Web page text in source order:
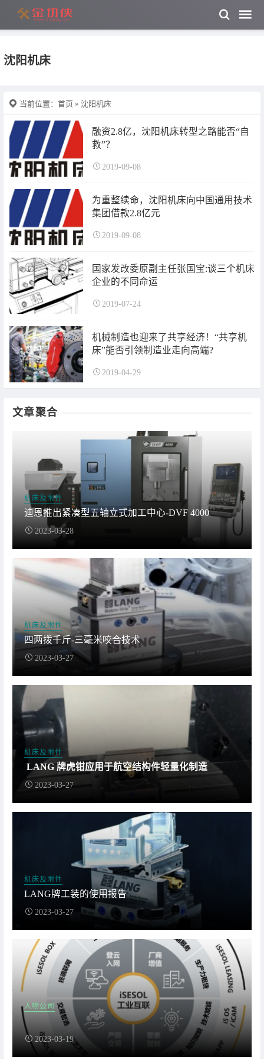
沈阳机床
当前位置： 首页 » 沈阳机床
融资2.8亿，沈阳机床转型之路能否“自
救”？
2019-09-08
为重整续命，沈阳机床向中国通用技术
集团借款2.8亿元
2019-09-08
国家发改委原副主任张国宝:谈三个机床
企业的不同命运
2019-07-24
机械制造也迎来了共享经济！“共享机
床”能否引领制造业走向高端?
2019-04-29
文章聚合
机床及附件
迪恩推出紧凑型五轴立式加工中心-DVF 4000
2023-03-28
机床及附件
四两拨千斤-三毫米咬合技术
2023-03-27
机床及附件
LANG 牌虎钳应用于航空结构件轻量化制造
2023-03-27
机床及附件
LANG牌工装的使用报告
2023-03-27
人物公司
2023-03-19